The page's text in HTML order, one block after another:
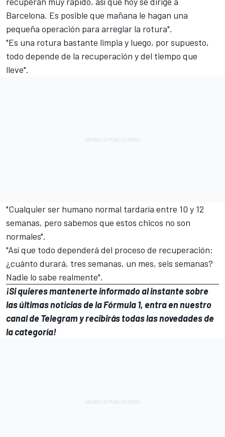
Barcelona. Es posible que mañana le hagan una
pequeña operación para arreglar la rotura".
"Es una rotura bastante limpia y luego, por supuesto,
todo depende de la recuperación y del tiempo que
lleve".
"Cualquier ser humano normal tardaría entre 10 y 12
semanas, pero sabemos que estos chicos no son
normales".
"Así que todo dependerá del proceso de recuperación:
¿cuánto durará, tres semanas, un mes, seis semanas?
Nadie lo sabe realmente".
¡Si quieres mantenerte informado al instante sobre
las últimas noticias de laFórmula 1, entra ennuestro
canal de Telegramy recibirás todas las novedades de
la categoría!